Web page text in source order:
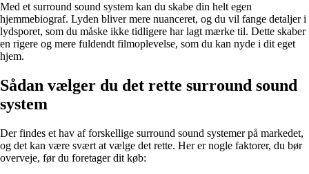
Med et surround sound system kan du skabe din helt egen
hjemmebiograf. Lyden bliver mere nuanceret, og du vil fange detaljer i
lydsporet, som du måske ikke tidligere har lagt mærke til. Dette skaber
en rigere og mere fuldendt filmoplevelse, som du kan nyde i dit eget
hjem.
Sådan vælger du det rette surround sound
system
Der findes et hav af forskellige surround sound systemer på markedet,
og det kan være svært at vælge det rette. Her er nogle faktorer, du bør
overveje, før du foretager dit køb: